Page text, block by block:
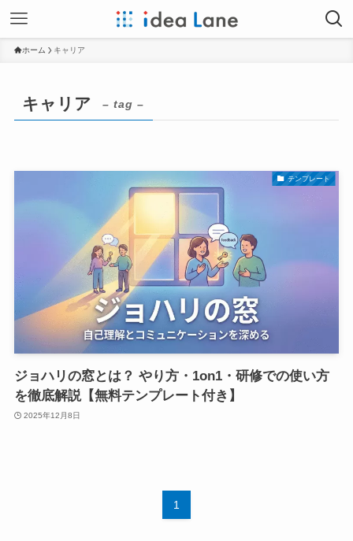
ホーム キャリア
キャリア – tag –
テンプレート
ジョハリの窓とは？ やり方・1on1・研修での使い方
を徹底解説【無料テンプレート付き】
2025年12月8日
1